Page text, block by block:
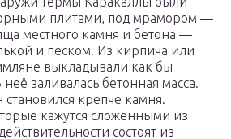
плитами, под мрамором —
местного камня и бетона —
и песком. Из кирпича или
выкладывали как бы
заливалась бетонная масса.
становился крепче камня.
кажутся сложенными из
состоят из